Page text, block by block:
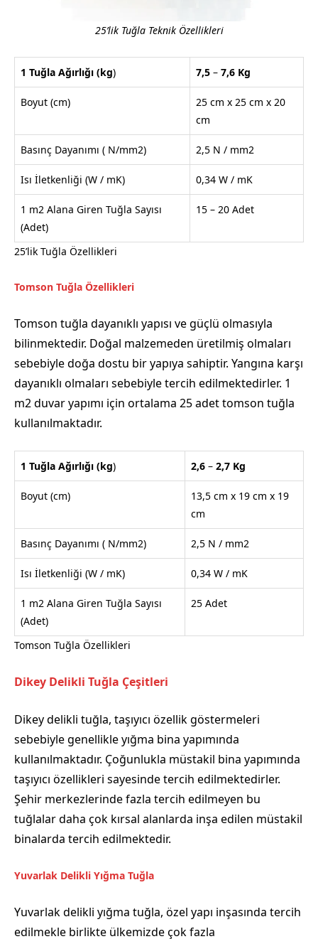
25’lik Tuğla Teknik Özellikleri
1 Tuğla Ağırlığı (kg) 7,5 – 7,6 Kg
Boyut (cm)
25 cm x 25 cm x 20
cm
Basınç Dayanımı ( N/mm2) 2,5 N / mm2
Isı İletkenliği (W / mK) 0,34 W / mK
1 m2 Alana Giren Tuğla Sayısı
(Adet)
15 – 20 Adet
25’lik Tuğla Özellikleri
Tomson Tuğla Özellikleri
Tomson tuğla dayanıklı yapısı ve güçlü olmasıyla
bilinmektedir. Doğal malzemeden üretilmiş olmaları
sebebiyle doğa dostu bir yapıya sahiptir. Yangına karşı
dayanıklı olmaları sebebiyle tercih edilmektedirler. 1
m2 duvar yapımı için ortalama 25 adet tomson tuğla
kullanılmaktadır.
1 Tuğla Ağırlığı (kg) 2,6 – 2,7 Kg
Boyut (cm)
13,5 cm x 19 cm x 19
cm
Basınç Dayanımı ( N/mm2) 2,5 N / mm2
Isı İletkenliği (W / mK) 0,34 W / mK
1 m2 Alana Giren Tuğla Sayısı
(Adet)
25 Adet
Tomson Tuğla Özellikleri
Dikey Delikli Tuğla Çeşitleri
Dikey delikli tuğla, taşıyıcı özellik göstermeleri
sebebiyle genellikle yığma bina yapımında
kullanılmaktadır. Çoğunlukla müstakil bina yapımında
taşıyıcı özellikleri sayesinde tercih edilmektedirler.
Şehir merkezlerinde fazla tercih edilmeyen bu
tuğlalar daha çok kırsal alanlarda inşa edilen müstakil
binalarda tercih edilmektedir.
Yuvarlak Delikli Yığma Tuğla
Yuvarlak delikli yığma tuğla, özel yapı inşasında tercih
edilmekle birlikte ülkemizde çok fazla